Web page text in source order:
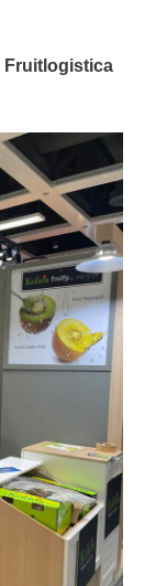
Fruitlogistica